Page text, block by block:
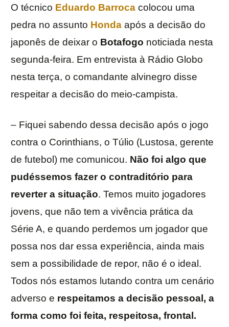
O técnico Eduardo Barroca colocou uma
pedra no assunto Honda após a decisão do
japonês de deixar o Botafogo noticiada nesta
segunda-feira. Em entrevista à Rádio Globo
nesta terça, o comandante alvinegro disse
respeitar a decisão do meio-campista.
– Fiquei sabendo dessa decisão após o jogo
contra o Corinthians, o Túlio (Lustosa, gerente
de futebol) me comunicou. Não foi algo que
pudéssemos fazer o contraditório para
reverter a situação. Temos muito jogadores
jovens, que não tem a vivência prática da
Série A, e quando perdemos um jogador que
possa nos dar essa experiência, ainda mais
sem a possibilidade de repor, não é o ideal.
Todos nós estamos lutando contra um cenário
adverso e respeitamos a decisão pessoal, a
forma como foi feita, respeitosa, frontal.